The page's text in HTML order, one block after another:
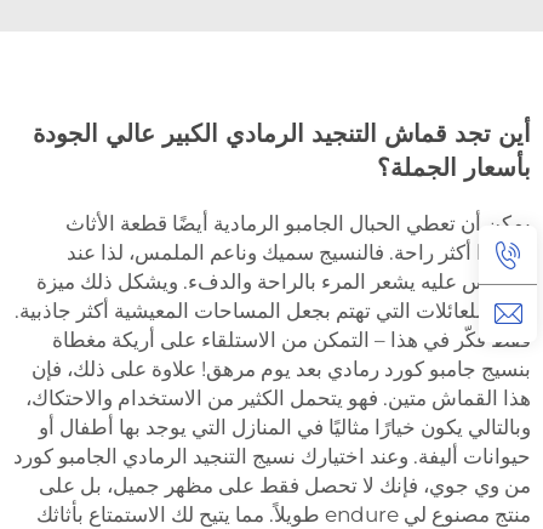
أين تجد قماش التنجيد الرمادي الكبير عالي الجودة
بأسعار الجملة؟
يمكن أن تعطي الحبال الجامبو الرمادية أيضًا قطعة الأثاث
مظهرًا أكثر راحة. فالنسيج سميك وناعم الملمس، لذا عند
الجلوس عليه يشعر المرء بالراحة والدفء. ويشكل ذلك ميزة
كبيرة للعائلات التي تهتم بجعل المساحات المعيشية أكثر جاذبية.
فقط فكّر في هذا – التمكن من الاستلقاء على أريكة مغطاة
بنسيج جامبو كورد رمادي بعد يوم مرهق! علاوة على ذلك، فإن
هذا القماش متين. فهو يتحمل الكثير من الاستخدام والاحتكاك،
وبالتالي يكون خيارًا مثاليًا في المنازل التي يوجد بها أطفال أو
حيوانات أليفة. وعند اختيارك نسيج التنجيد الرمادي الجامبو كورد
من وي جوي، فإنك لا تحصل فقط على مظهر جميل، بل على
منتج مصنوع لي endure طويلاً. مما يتيح لك الاستمتاع بأثاثك